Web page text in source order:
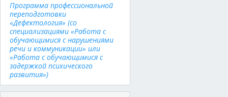
Программа профессиональной
переподготовки
«Дефектология» (со
специализациями «Работа с
обучающимися с нарушениями
речи и коммуникации» или
«Работа с обучающимися с
задержкой психического
развития»)